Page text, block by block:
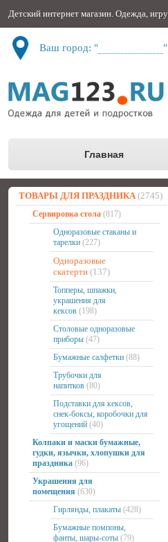
Детский интернет магазин. Одежда,
Ваш город: " "
Главная
ТОВАРЫ ДЛЯ ПРАЗДНИКА (2745)
Сервировка стола (817)
Одноразовые стаканы и
тарелки (227)
Одноразовые
скатерти (137)
Топперы, шпажки,
украшения для
кексов (198)
Столовые одноразовые
приборы (47)
Бумажные салфетки (88)
Трубочки для
напитков (80)
Подставки для кексов,
снек-боксы, коробочки для
угощений (40)
Колпаки и маски бумажные,
гудки, язычки, хлопушки для
праздника (96)
Украшения для
помещения (630)
Гирлянды, плакаты (428)
Бумажные помпоны,
фанты, шары-соты (79)